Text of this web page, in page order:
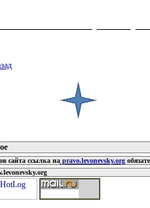
сайта ссылка наpravo.levonevsky.org